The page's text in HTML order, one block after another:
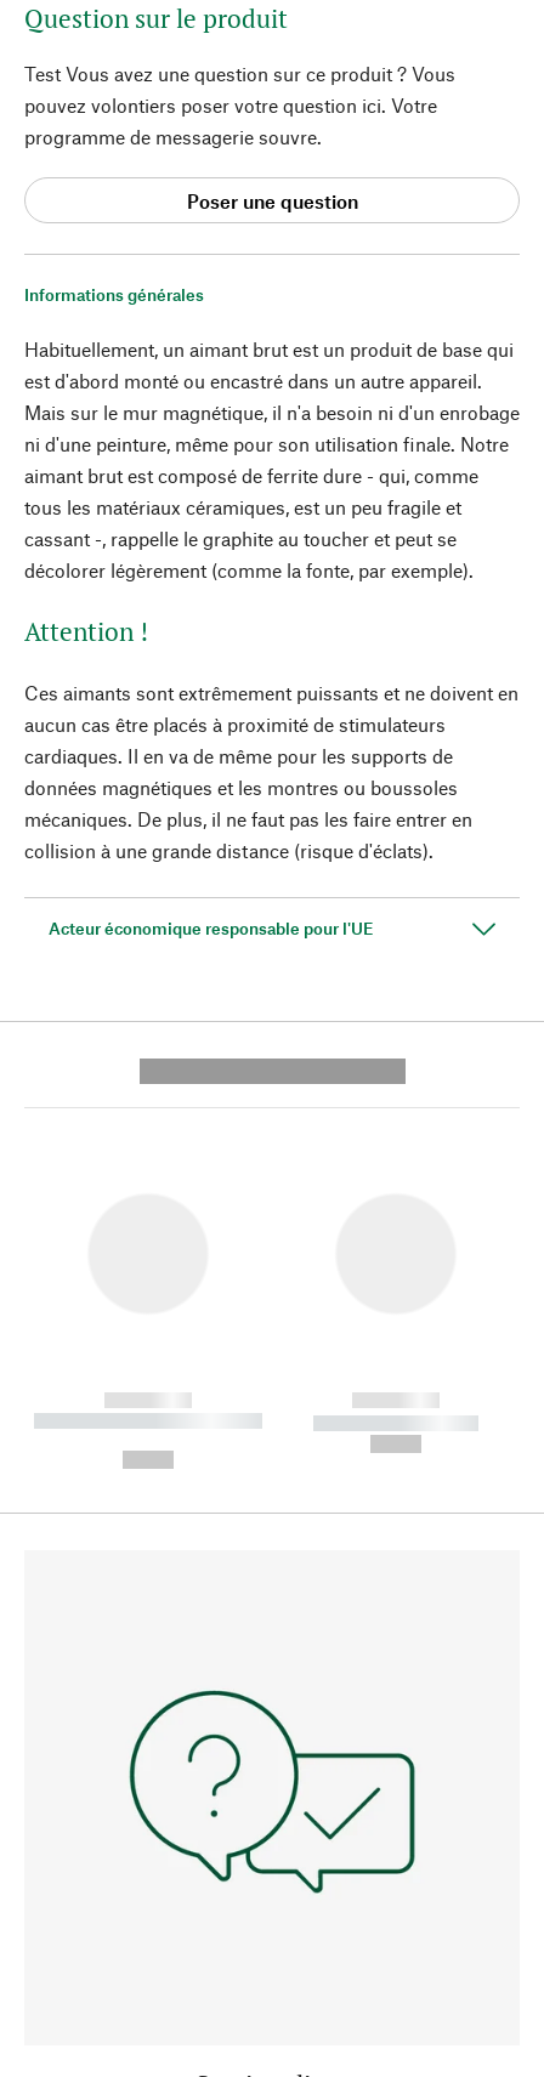
Informations générales
Habituellement, un aimant brut est un produit de base qui
est d'abord monté ou encastré dans un autre appareil.
Mais sur le mur magnétique, il n'a besoin ni d'un enrobage
ni d'une peinture, même pour son utilisation finale. Notre
aimant brut est composé de ferrite dure - qui, comme
tous les matériaux céramiques, est un peu fragile et
cassant -, rappelle le graphite au toucher et peut se
décolorer légèrement (comme la fonte, par exemple).
Attention !
Ces aimants sont extrêmement puissants et ne doivent en
aucun cas être placés à proximité de stimulateurs
cardiaques. Il en va de même pour les supports de
données magnétiques et les montres ou boussoles
mécaniques. De plus, il ne faut pas les faire entrer en
collision à une grande distance (risque d'éclats).
Acteur économique responsable pour l'UE
Question sur le produit
Test Vous avez une question sur ce produit ? Vous
pouvez volontiers poser votre question ici. Votre
programme de messagerie souvre.
Poser une question
------------
----------- ----------- --------
------------
----------- -----------